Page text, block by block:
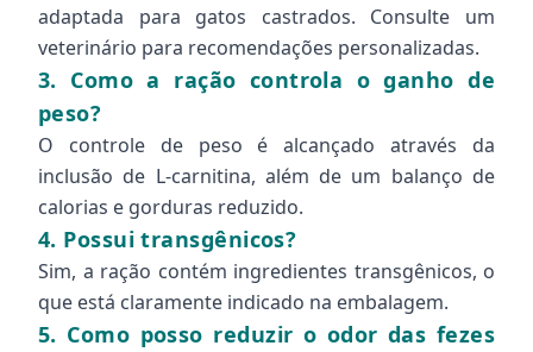
adaptada para gatos castrados. Consulte um
veterinário para recomendações personalizadas.
3. Como a ração controla o ganho de
peso?
O controle de peso é alcançado através da
inclusão de L-carnitina, além de um balanço de
calorias e gorduras reduzido.
4. Possui transgênicos?
Sim, a ração contém ingredientes transgênicos, o
que está claramente indicado na embalagem.
5. Como posso reduzir o odor das fezes